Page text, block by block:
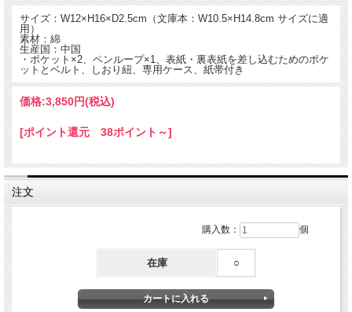
広辞苑リブレポーチ 第七版 文庫本サイズ。
凛として力強い、広辞苑の表紙デザインはそのままに、本物そっくりな文庫本サイ
ズのリブレポーチが登場しました。
いつもバッグにお気に入りの1冊を入れて、お出かけしましょう！
表には広辞苑と岩波書店のロゴがプリントされています。裏には、本物の広辞苑の
裏表紙と同じ「種まく人」のマークが入っています。
[開閉しやすいダブルファスナー]
サイズ：W12×H16×D2.5cm（文庫本：W10.5×H14.8cm サイズに適
用）
素材：綿
生産国：中国
・ポケット×2、ペンループ×1、表紙・裏表紙を差し込むためのポケ
ットとベルト、しおり紐、専用ケース、紙帯付き
価格:3,850円(税込)
[ポイント還元 38ポイント～]
注文
購入数： 個
在庫 ○